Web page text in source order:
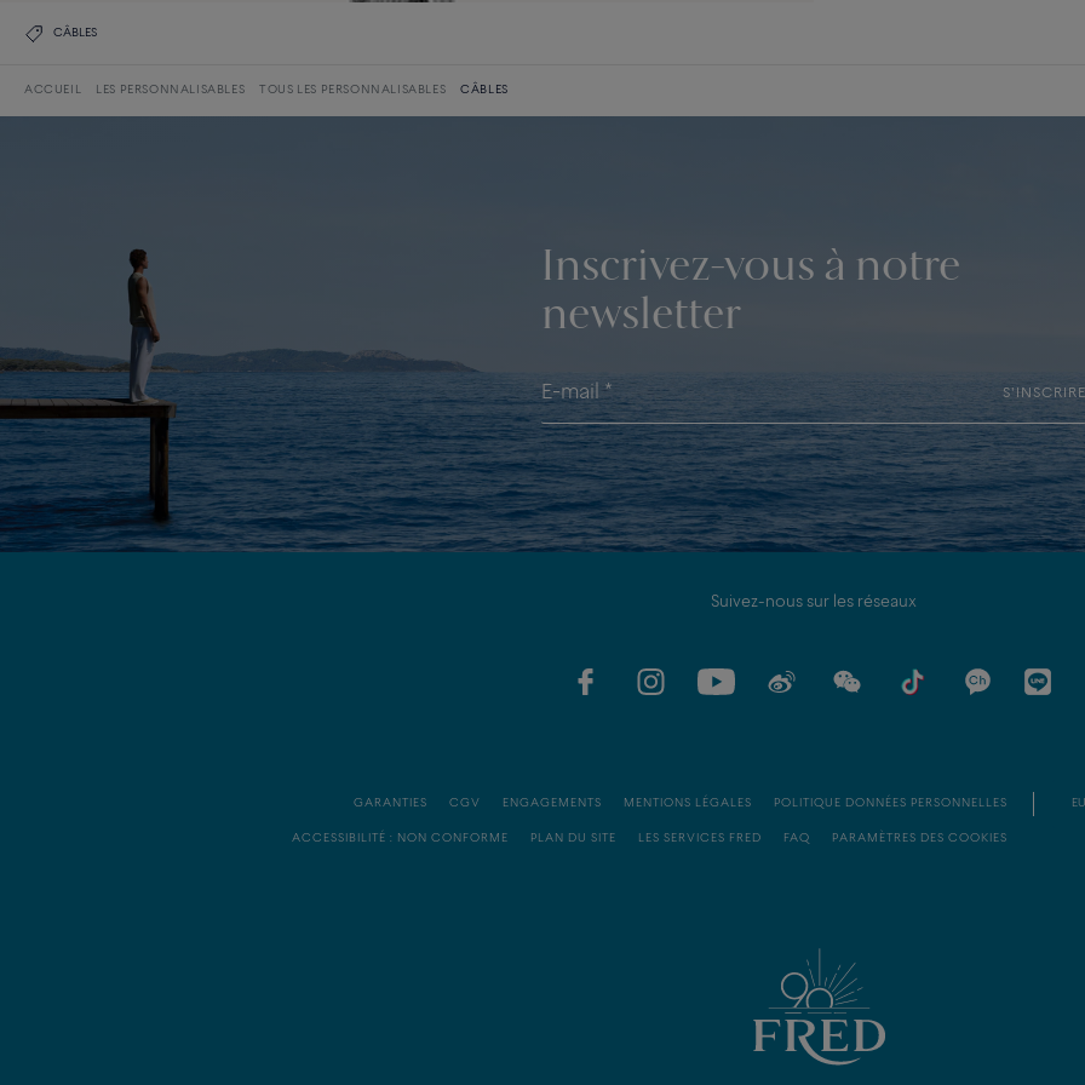
CÂBLES
ACCUEIL LES PERSONNALISABLES TOUS LES PERSONNALISABLES CÂBLES
Inscrivez-vous à notre
newsletter
S'INSCRIRE
Suivez-nous sur les réseaux
GARANTIES CGV ENGAGEMENTS MENTIONS LÉGALES POLITIQUE DONNÉES PERSONNELLES
ACCESSIBILITÉ : NON CONFORME PLAN DU SITE LES SERVICES FRED FAQ PARAMÈTRES DES COOKIES